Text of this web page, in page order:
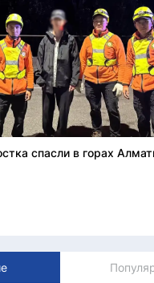
спасли в горах